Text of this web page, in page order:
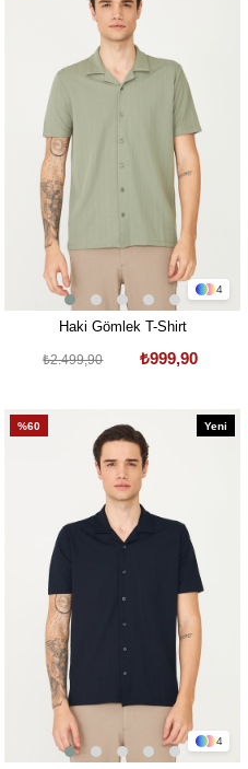
4
Haki Gömlek T-Shirt
₺999,90
₺2.499,90
4
%60
Yeni